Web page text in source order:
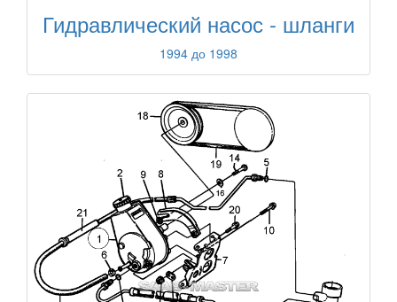
Гидравлический насос - шланги
1994 до 1998